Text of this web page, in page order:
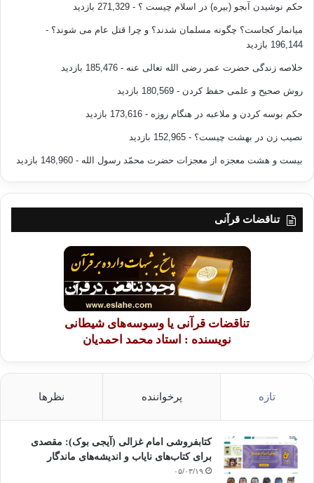
حکم نوشیدن آبجو (بیره) در اسلام چیست ؟ - 271,329 بازدید
میانمار کجاست؟ چگونه مسلمان شدند؟ و چرا قتل عام می شوند؟ -
196,144 بازدید
خلاصه زندگی حضرت عمر رضی الله تعالی عنه - 185,476 بازدید
روش صحیح و علمی حفظ کردن - 180,569 بازدید
حکم بوسه کردن و ملاعبه در هنگام روزه - 173,616 بازدید
نصیب زن در بهشت چیست؟ - 152,965 بازدید
بیست و هشت معجزه از معجزات حضرت محمّد رسول الله - 148,960 بازدید
تناقضات قرآنی
تناقضات قرآنی یا وسوسه‌های شیطانی
نویسنده : استاد محمد احمدیان
تازه پرخواننده نظرها
کتابفروشی امام غزالی (آیجی بوک): مقصدی
برای کتاب‌های نایاب و اندیشه‌های ماندگار
۰۵/۰۳/۱۹